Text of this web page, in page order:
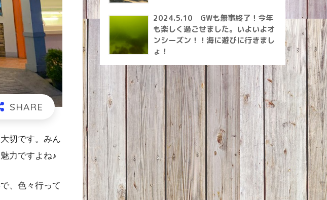
切です。みん
力ですよね♪
、色々行って
2024.5.10 GWも無事終了！今年
も楽しく過ごせました。いよいよオ
ンシーズン！！海に遊びに行きまし
ょ！